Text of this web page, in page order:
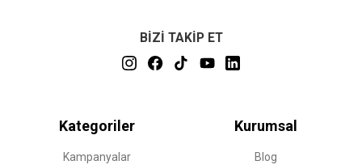
BİZİ TAKİP ET
Kategoriler
Kampanyalar
Kurumsal
Blog